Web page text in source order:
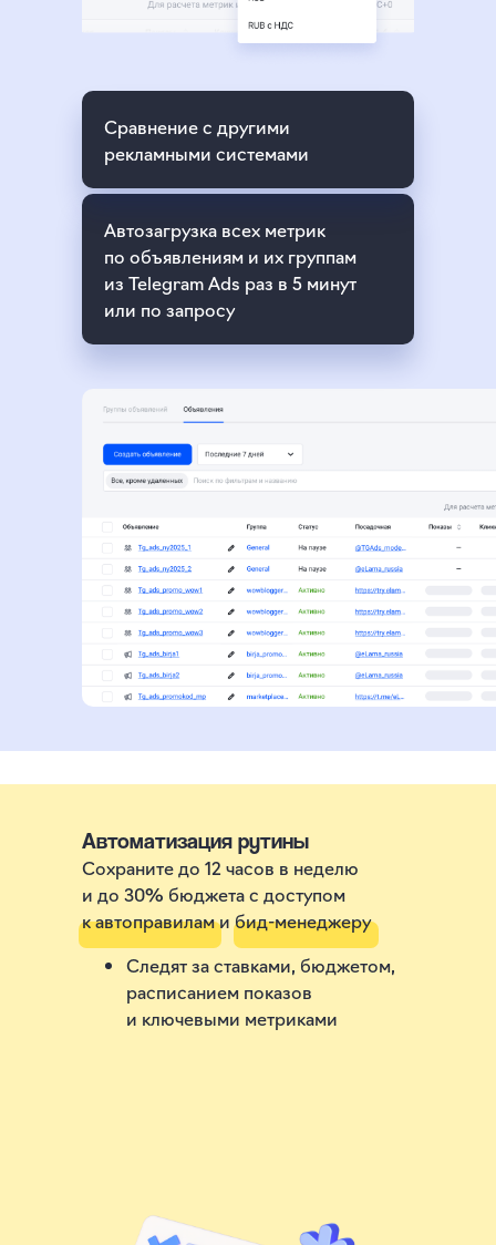
Автозагрузка всех метрик
по объявлениям и их группам
из Telegram Ads раз в 5 минут
или по запросу
Сравнение с другими
рекламными системами
Автоматизация рутины
Сохраните до 12 часов в неделю
и до 30% бюджета с доступом
к автоправилам и бид-менеджеру
Следят за ставками, бюджетом,
расписанием показов
и ключевыми метриками